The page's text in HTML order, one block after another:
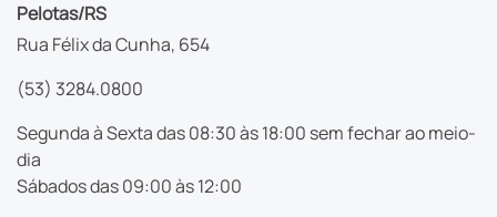
Pelotas/RS
Rua Félix da Cunha, 654
(53) 3284.0800
Segunda à Sexta das 08:30 às 18:00 sem fechar ao meio-
dia
Sábados das 09:00 às 12:00